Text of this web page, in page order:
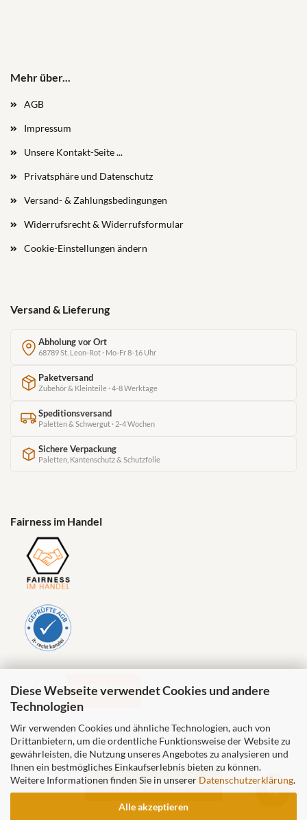
Diese Webseite verwendet Cookies und andere
Technologien
Wir verwenden Cookies und ähnliche Technologien, auch von
Drittanbietern, um die ordentliche Funktionsweise der Website zu
gewährleisten, die Nutzung unseres Angebotes zu analysieren und
Ihnen ein bestmögliches Einkaufserlebnis bieten zu können.
Weitere Informationen finden Sie in unserer Datenschutzerklärung.
Alle akzeptieren
Mehr über...
AGB
Impressum
Unsere Kontakt-Seite ...
Privatsphäre und Datenschutz
Versand- & Zahlungsbedingungen
Widerrufsrecht & Widerrufsformular
Cookie-Einstellungen ändern
Versand & Lieferung
Abholung vor Ort
68789 St. Leon-Rot · Mo-Fr 8-16 Uhr
Paketversand
Zubehör & Kleinteile · 4-8 Werktage
Speditionsversand
Paletten & Schwergut · 2-4 Wochen
Sichere Verpackung
Paletten, Kantenschutz & Schutzfolie
Fairness im Handel
Vertrag widerrufen